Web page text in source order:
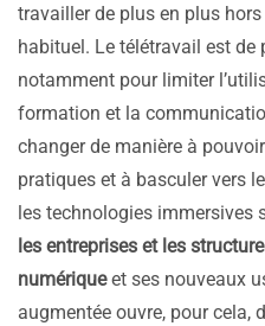
travailler de plus en plus hors
habituel. Le télétravail est
notamment pour limiter
formation et la
changer de manière à
pratiques et à basculer vers
les technologies immersives
les entreprises et les
numériqueet ses nouveaux
augmentée ouvre, pour cela,